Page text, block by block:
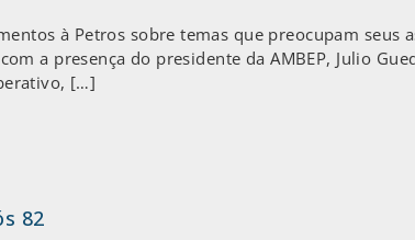
à Petros sobre temas que preocupam
a presença do presidente da AMBEP, Julio
[…]
82